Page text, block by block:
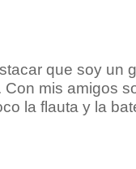
que soy un
mis amigos
la flauta y la